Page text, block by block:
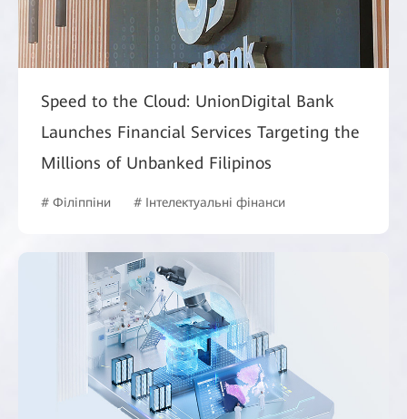
Speed to the Cloud: UnionDigital Bank
Launches Financial Services Targeting the
Millions of Unbanked Filipinos
# Філіппіни # Інтелектуальні фінанси